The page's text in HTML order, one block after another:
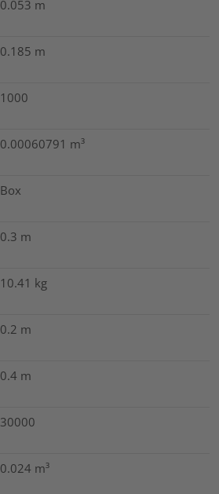
0.053 m
0.185 m
1000
0.00060791 m³
Box
0.3 m
10.41 kg
0.2 m
0.4 m
30000
0.024 m³